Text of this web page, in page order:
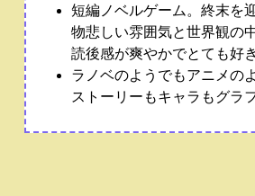
短編ノベルゲーム。終末を
物悲しい雰囲気と世界観の
読後感が爽やかでとても好
ラノベのようでもアニメの
ストーリーもキャラもグラ